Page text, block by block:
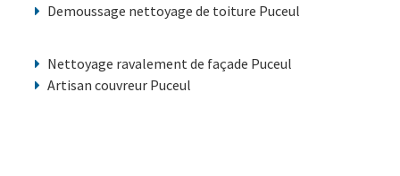
Demoussage nettoyage de toiture Puceul
Nettoyage ravalement de façade Puceul
Artisan couvreur Puceul